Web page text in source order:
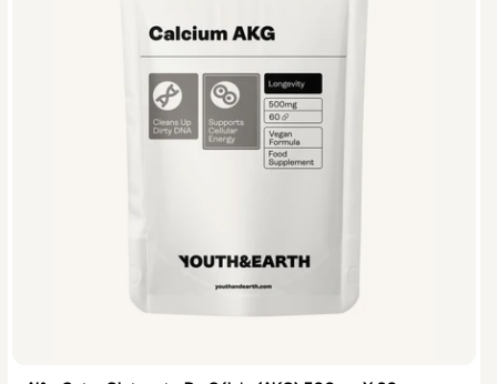
NMN 250mg & Preservage NMN 500mg & Preservage